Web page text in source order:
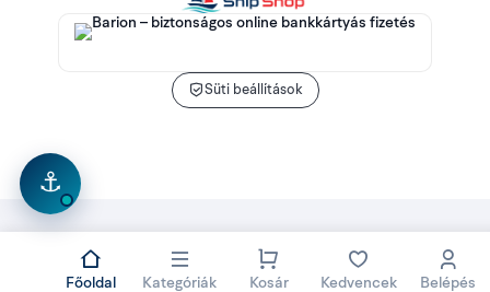
Főoldal Kategóriák Kosár Kedvencek Belépés
Süti beállítások
⚓